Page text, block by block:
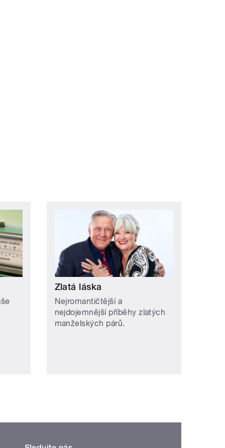
Zlatá láska
Nejromantičtější a
nejdojemnější příběhy zlatých
manželských párů.